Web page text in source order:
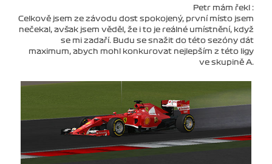
Petr mám řekl :
Celkově jsem ze závodu dost spokojený, první místo jsem
nečekal, avšak jsem věděl, že i to je reálné umístnění, když
se mi zadaří. Budu se snažit do této sezóny dát
maximum, abych mohl konkurovat nejlepším z této ligy
ve skupině A.